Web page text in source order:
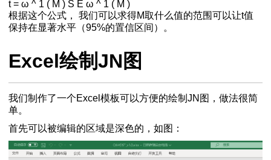
t = ω ^ 1 ( M ) S E ω ^ 1 ( M )
根据这个公式， 我们可以求得M取什么值的范围可以让t值
保持在显著水平（95%的置信区间）。
Excel绘制JN图
我们制作了一个Excel模板可以方便的绘制JN图，做法很简
单。
首先可以被编辑的区域是深色的，如图：